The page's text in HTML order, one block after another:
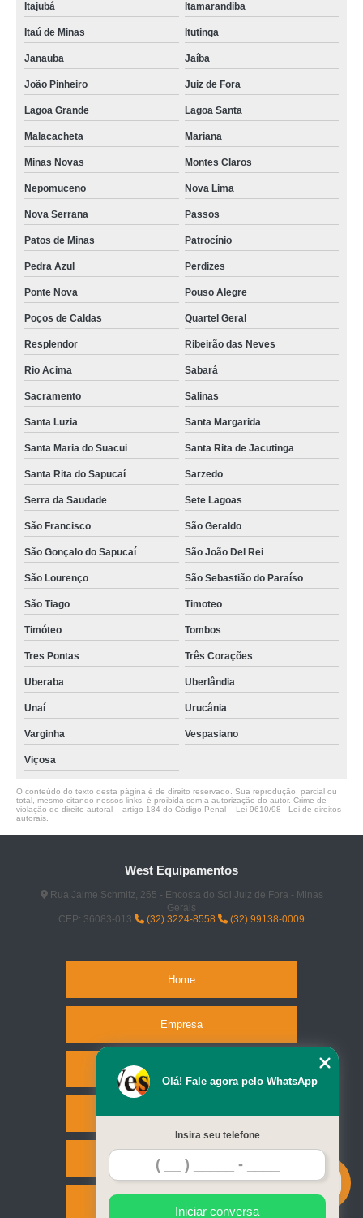
Itajubá Itamarandiba
Itaú de Minas Itutinga
Janauba Jaíba
João Pinheiro Juiz de Fora
Lagoa Grande Lagoa Santa
Malacacheta Mariana
Minas Novas Montes Claros
Nepomuceno Nova Lima
Nova Serrana Passos
Patos de Minas Patrocínio
Pedra Azul Perdizes
Ponte Nova Pouso Alegre
Poços de Caldas Quartel Geral
Resplendor Ribeirão das Neves
Rio Acima Sabará
Sacramento Salinas
Santa Luzia Santa Margarida
Santa Maria do Suacui Santa Rita de Jacutinga
Santa Rita do Sapucaí Sarzedo
Serra da Saudade Sete Lagoas
São Francisco São Geraldo
São Gonçalo do Sapucaí São João Del Rei
São Lourenço São Sebastião do Paraíso
São Tiago Timoteo
Timóteo Tombos
Tres Pontas Três Corações
Uberaba Uberlândia
Unaí Urucânia
Varginha Vespasiano
Viçosa
O conteúdo do texto desta página é de direito reservado. Sua reprodução, parcial ou
total, mesmo citando nossos links, é proibida sem a autorização do autor. Crime de
violação de direito autoral – artigo 184 do Código Penal – Lei 9610/98 - Lei de direitos
autorais
West Equipamentos
Rua Jaime Schmitz, 265 - Encosta do Sol Juiz de Fora - Minas
Gerais
CEP: 36083-013
(32) 3224-8558 (32) 99138-0009
Home
Empresa
Serviços
Contato
Olá! Fale agora pelo WhatsApp
Insira seu telefone
Iniciar conversa